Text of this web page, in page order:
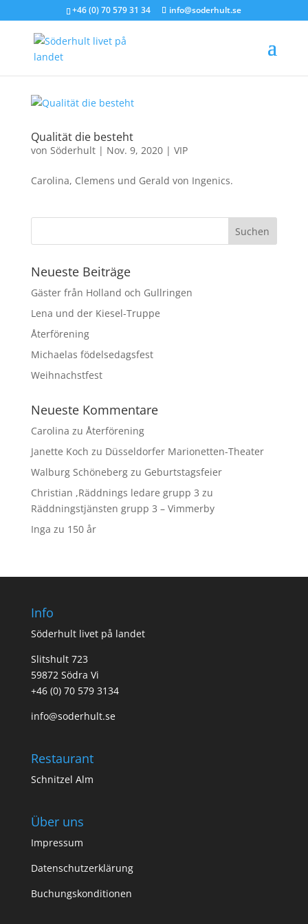
+46 (0) 70 579 31 34 info@soderhult.se
Qualität die besteht
von Söderhult| Nov. 9, 2020| VIP
Carolina, Clemens und Gerald von Ingenics.
Neueste Beiträge
Gäster från Holland och Gullringen
Lena und der Kiesel-Truppe
Återförening
Michaelas födelsedagsfest
Weihnachstfest
Neueste Kommentare
Carolina zu Återförening
Janette Koch zu Düsseldorfer Marionetten-Theater
Walburg Schönebergzu Geburtstagsfeier
Christian ,Räddnings ledare grupp 3 zu
Räddningstjänsten grupp 3 – Vimmerby
Inga zu 150 år
Info
Söderhult livet på landet
Slitshult 723
59872 Södra Vi
+46 (0) 70 579 3134
info@soderhult.se
Restaurant
Schnitzel Alm
Über uns
Impressum
Datenschutzerklärung
Buchungskonditionen